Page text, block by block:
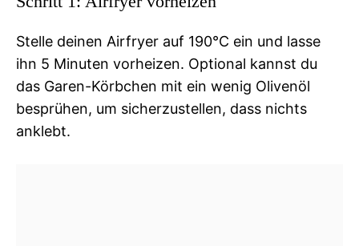
Stelle deinen Airfryer auf 190°C ein und lasse
ihn 5 Minuten vorheizen. Optional kannst du
das Garen-Körbchen mit ein wenig Olivenöl
besprühen, um sicherzustellen, dass nichts
anklebt.